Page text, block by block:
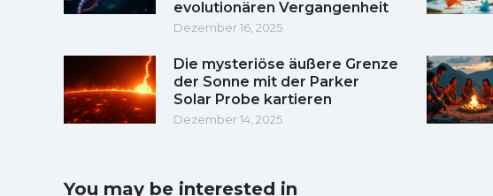
evolutionären Vergangenheit
Dezember 16, 2025
Die mysteriöse äußere Grenze
der Sonne mit der Parker
Solar Probe kartieren
Dezember 14, 2025
You may be interested in